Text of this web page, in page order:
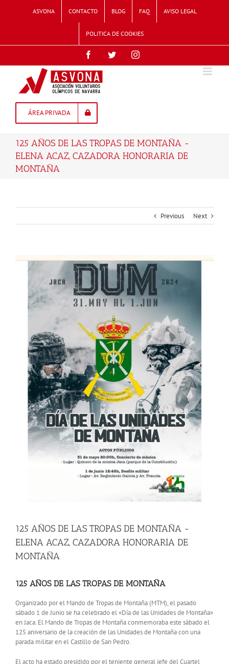
ASVONA CONTACTO BLOG FAQ AVISO LEGAL
POLITICA DE COOKIES
FacebookTwitterInstagram
ÁREA PRIVADA
125 AÑOS DE LAS TROPAS DE MONTAÑA -
ELENA ACAZ, CAZADORA HONORARIA DE
MONTAÑA
Previous Next
View
Larger
125 AÑOS DE LAS TROPAS DE MONTAÑA -
ELENA ACAZ, CAZADORA HONORARIA DE
MONTAÑA
125 AÑOS DE LAS TROPAS DE MONTAÑA
Organizado por el Mando de Tropas de Montaña (MTM), el pasado
sábado 1 de Junio se ha celebrado el «Día de las Unidades de Montaña»
en Jaca. El Mando de Tropas de Montaña conmemoraba este sábado el
125 aniversario de la creación de las Unidades de Montaña con una
parada militar en el Castillo de San Pedro.
El acto ha estado presidido por el teniente general jefe del Cuartel